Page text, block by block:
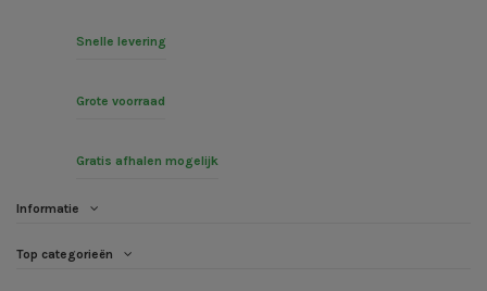
Snelle levering
Grote voorraad
Gratis afhalen mogelijk
Informatie
Top categorieën